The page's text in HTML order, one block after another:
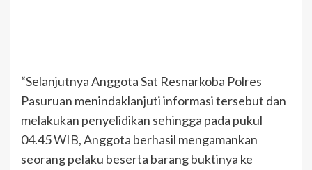
“Selanjutnya Anggota Sat Resnarkoba Polres
Pasuruan menindaklanjuti informasi tersebut dan
melakukan penyelidikan sehingga pada pukul
04.45 WIB, Anggota berhasil mengamankan
seorang pelaku beserta barang buktinya ke